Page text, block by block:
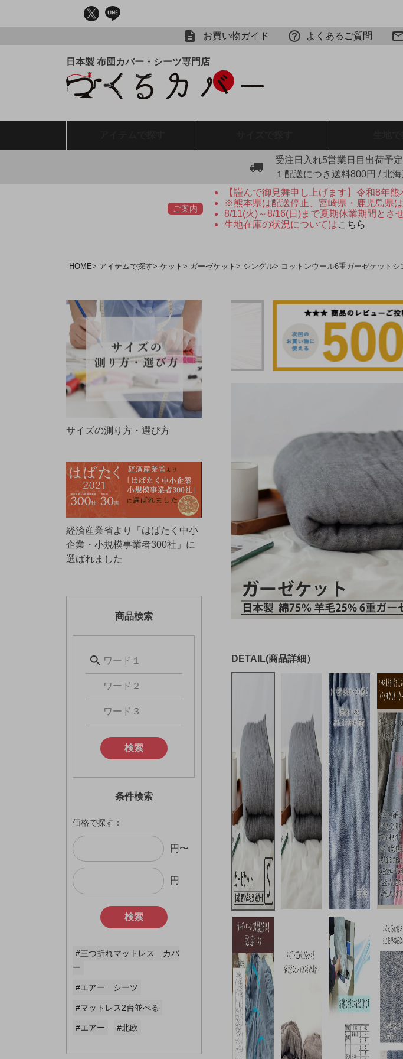
お買い物ガイド よくあるご質問
受注日入れ5営業日目出荷予定
１配送につき送料800円 / 北
ご案内
【謹んで御見舞申し上げます】令和8年
※熊本県は配送停止、宮崎県・鹿児島県
8/11(火)～8/16(日)まで夏期休業期間とさ
生地在庫の状況についてはこちら
HOME アイテムで探す ケット ガーゼケット シングル コットンウール6重ガーゼケットシ
サイズの測り方・選び方
経済産業省より「はばたく中小
企業・小規模事業者300社」に
選ばれました
商品検索
検索
条件検索
価格で探す：
円〜
円
検索
#三つ折れマットレス カバ
ー
#エアー シーツ
#マットレス2台並べる
#エアー #北欧